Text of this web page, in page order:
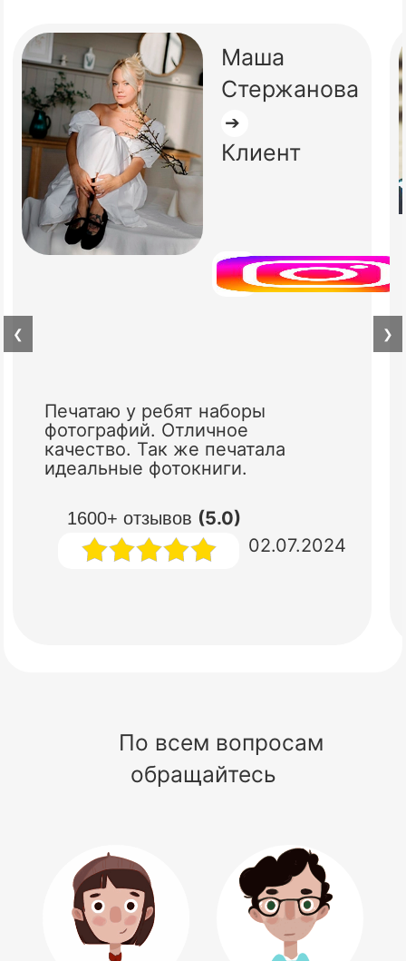
Маша
Стержанова
➔
Клиент
1600+ отзывов (5.0)
Печатаю у ребят наборы
фотографий. Отличное
качество. Так же печатала
идеальные фотокниги.
02.07.2024
❮ ❯
По всем вопросам
обращайтесь